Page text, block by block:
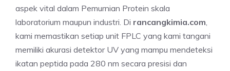
aspek vital dalam Pemurnian Protein skala
laboratorium maupun industri. Di rancangkimia.com
kami memastikan setiap unit FPLC yang kami tangani
memiliki akurasi detektor UV yang mampu mendeteksi
ikatan peptida pada 280 nm secara presisi dan